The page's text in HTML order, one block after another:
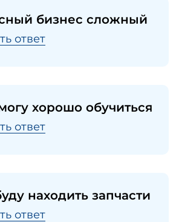
бизнес сложный
ответ
хорошо обучиться
ответ
находить запчасти
ответ